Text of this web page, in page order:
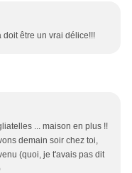
doit être un vrai délice!!!
... maison en plus !!
demain soir chez toi,
(quoi, je t'avais pas dit